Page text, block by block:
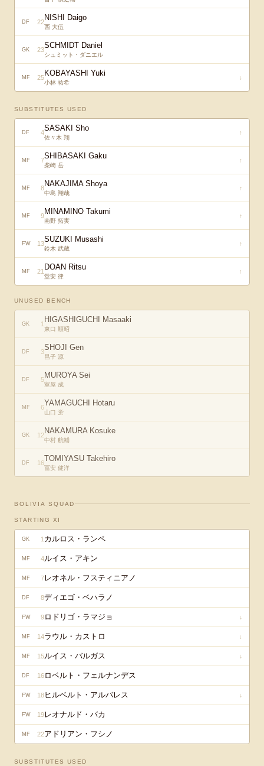
DF 22NISHI Daigo
西 大伍
GK 23SCHMIDT Daniel
シュミット・ダニエル
MF 25KOBAYASHI Yuki
小林 祐希
↓
SUBSTITUTES USED
DF 4SASAKI Sho
佐々木 翔
↑
MF 7SHIBASAKI Gaku
柴崎 岳
↑
MF 8NAKAJIMA Shoya
中島 翔哉
↑
MF 9MINAMINO Takumi
南野 拓実
↑
FW 13SUZUKI Musashi
鈴木 武蔵
↑
MF 21 DOAN Ritsu
堂安 律
↑
UNUSED BENCH
GK 1 HIGASHIGUCHI Masaaki
東口 順昭
DF 3SHOJI Gen
昌子 源
DF 5MUROYA Sei
室屋 成
MF 6YAMAGUCHI Hotaru
山口 蛍
GK 12NAKAMURA Kosuke
中村 航輔
DF 16TOMIYASU Takehiro
冨安 健洋
BOLIVIA SQUAD
STARTING XI
GK 1 カルロス・ランペ
MF 4ルイス・アキン
MF 7レオネル・フスティニアノ
DF 8ディエゴ・ベハラノ
FW 9ロドリゴ・ラマジョ ↓
MF 14ラウル・カストロ ↓
MF 15ルイス・バルガス ↓
DF 16ロベルト・フェルナンデス
FW 18ヒルベルト・アルバレス ↓
FW 19レオナルド・バカ
MF 22アドリアン・フシノ
SUBSTITUTES USED